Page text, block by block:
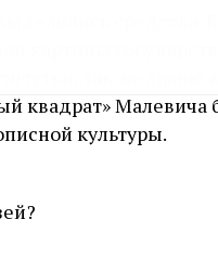
картины
так же храню
квадрат»
культуры.